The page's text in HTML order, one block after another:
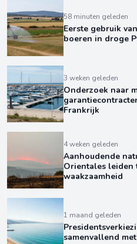
58 minuten geleden
Eerste gebruik
boeren in droge
3 weken geleden
Onderzoek naar
Frankrijk
4 weken geleden
Aanhoudende
Orientales leiden
waakzaamheid
1 maand geleden
samenvallend